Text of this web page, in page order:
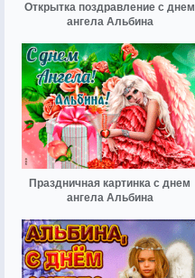
Открытка поздравление с днем
ангела Альбина
Праздничная картинка с днем
ангела Альбина